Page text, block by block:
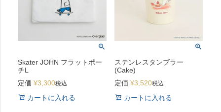
Skater JOHN フラットポー
チL
定価 ¥3,300税込
カートに入れる
ステンレスタンブラー
(Cake)
定価 ¥3,520税込
カートに入れる